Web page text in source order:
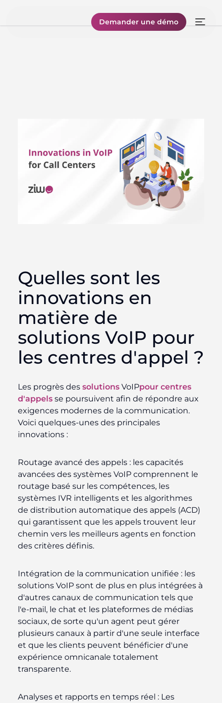
Demander une démo
Quelles sont les
innovations en
matière de
solutions VoIP pour
les centres d'appel ?
Les progrès des solutions VoIPpour centres
d'appels se poursuivent afin de répondre aux
exigences modernes de la communication.
Voici quelques-unes des principales
innovations :
Routage avancé des appels : les capacités
avancées des systèmes VoIP comprennent le
routage basé sur les compétences, les
systèmes IVR intelligents et les algorithmes
de distribution automatique des appels (ACD)
qui garantissent que les appels trouvent leur
chemin vers les meilleurs agents en fonction
des critères définis.
Intégration de la communication unifiée : les
solutions VoIP sont de plus en plus intégrées à
d'autres canaux de communication tels que
l'e-mail, le chat et les plateformes de médias
sociaux, de sorte qu'un agent peut gérer
plusieurs canaux à partir d'une seule interface
et que les clients peuvent bénéficier d'une
expérience omnicanale totalement
transparente.
Analyses et rapports en temps réel : Les